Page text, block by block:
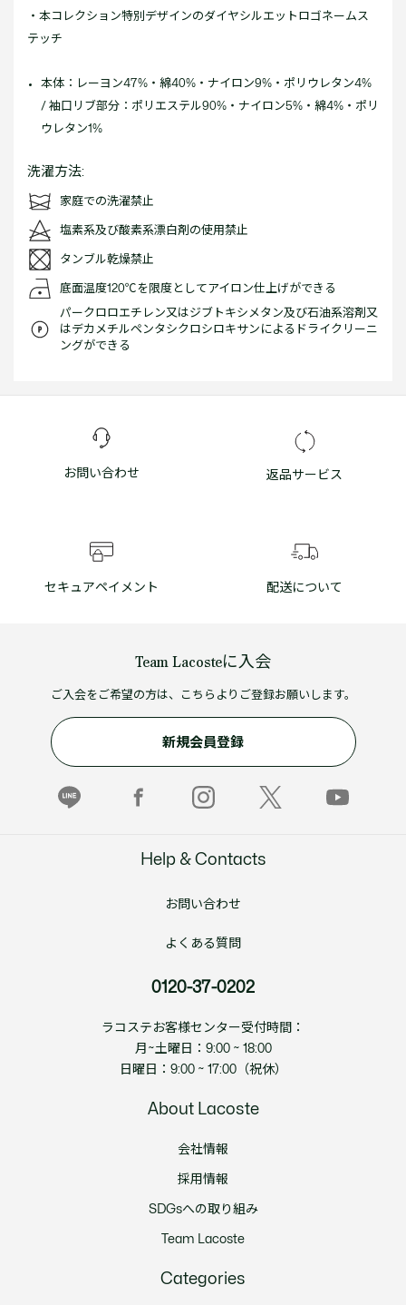
・本コレクション特別デザインのダイヤシルエットロゴネームス
テッチ
本体：レーヨン47%・綿40%・ナイロン9%・ポリウレタン4%
/ 袖口リブ部分：ポリエステル90%・ナイロン5%・綿4%・ポリ
ウレタン1%
洗濯方法:
家庭での洗濯禁止
塩素系及び酸素系漂白剤の使用禁止
タンブル乾燥禁止
底面温度120℃を限度としてアイロン仕上げができる
パークロロエチレン又はジブトキシメタン及び石油系溶剤又
はデカメチルペンタシクロシロキサンによるドライクリーニ
ングができる
お問い合わせ 返品サービス
セキュアペイメント 配送について
Team Lacosteに入会
ご入会をご希望の方は、こちらよりご登録お願いします。
新規会員登録
Help & Contacts
お問い合わせ
よくある質問
0120-37-0202
ラコステお客様センター受付時間：
月~土曜日：9:00 ~ 18:00
日曜日：9:00 ~ 17:00（祝休）
About Lacoste
会社情報
採用情報
SDGsへの取り組み
Team Lacoste
Categories